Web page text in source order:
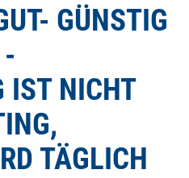
GÜNSTIG
IST NICHT
TÄGLICH